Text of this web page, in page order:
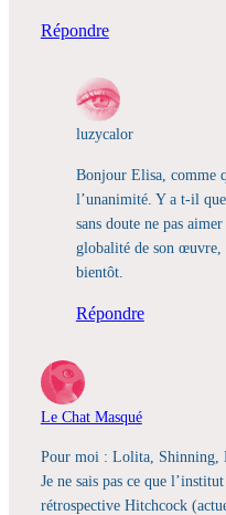
Répondre
luzycalor
Bonjour Elisa, comme
l’unanimité. Y a t-il
sans doute ne pas
globalité de son œuvre,
bientôt.
Répondre
Le Chat Masqué
Pour moi : Lolita, Shinning,
Je ne sais pas ce que
rétrospective Hitchcock